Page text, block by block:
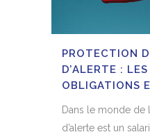
PROTECTION
D’ALERTE :
OBLIGATIONS
Dans le monde de
d’alerte est un